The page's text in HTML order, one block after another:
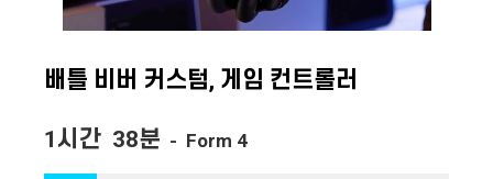
배틀 비버 커스텀, 게임 컨트롤러
1시간 38분 - Form 4